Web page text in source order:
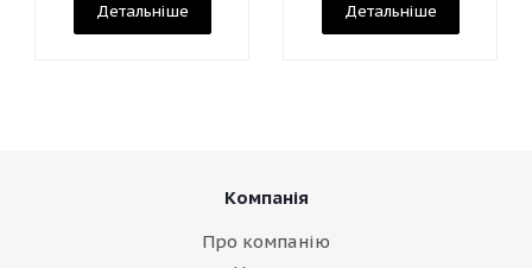
Детальніше Детальніше
Компанія
Про компанію